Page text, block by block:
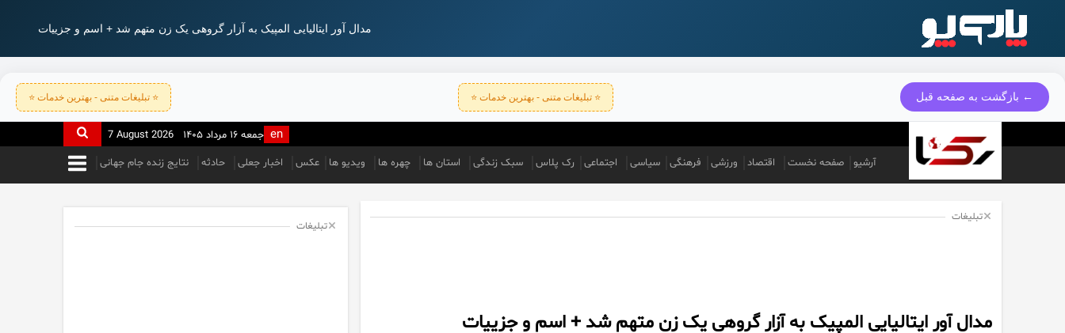
مدال آور ایتالیایی المپیک به آزار گروهی یک زن متهم شد + اسم و جزییات
← بازگشت به صفحه قبل ⭐ تبلیغات متنی - بهترین خدمات ⭐ ⭐ تبلیغات متنی - بهترین خدمات ⭐